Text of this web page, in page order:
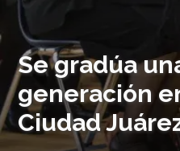
Se gradúa
generación
Ciudad